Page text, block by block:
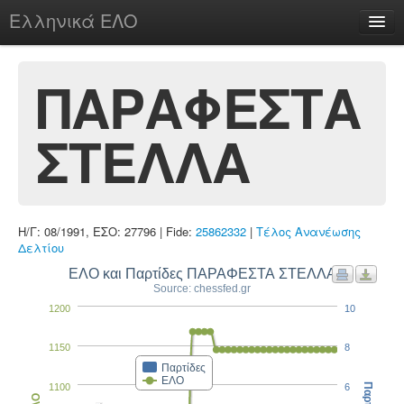
Ελληνικά ΕΛΟ
chesstu.be @ discord
Login
ΠΑΡΑΦΕΣΤΑ
ΣΤΕΛΛΑ
Η/Γ: 08/1991, ΕΣΟ: 27796 | Fide: 25862332 | Τέλος Ανανέωσης
Δελτίου
ΕΛΟ και Παρτίδες ΠΑΡΑΦΕΣΤΑ ΣΤΕΛΛΑ
Source: chessfed.gr
Παρτίδες
ΕΛΟ
1100
1150
1200
6
8
10